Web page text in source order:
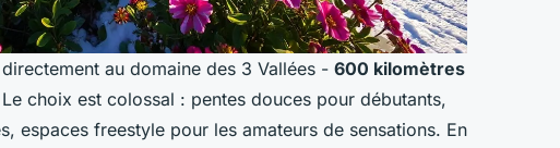
au domaine des 3 Vallées - 600 kilomètres
choix est colossal : pentes douces pour débutants,
espaces freestyle pour les amateurs de sensations. En